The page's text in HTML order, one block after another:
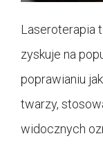
Laseroterapia
zyskuje na
poprawianiu
twarzy,
widocznych